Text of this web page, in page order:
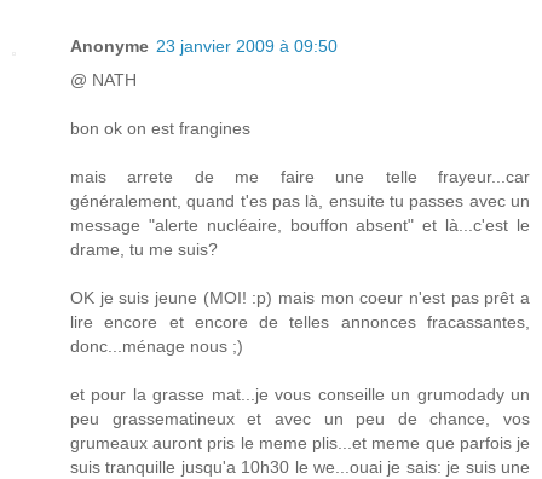
Anonyme 23 janvier 2009 à 09:50
@ NATH
bon ok on est frangines
mais arrete de me faire une telle frayeur...car
généralement, quand t'es pas là, ensuite tu passes avec un
message "alerte nucléaire, bouffon absent" et là...c'est le
drame, tu me suis?
OK je suis jeune (MOI! :p) mais mon coeur n'est pas prêt a
lire encore et encore de telles annonces fracassantes,
donc...ménage nous ;)
et pour la grasse mat...je vous conseille un grumodady un
peu grassematineux et avec un peu de chance, vos
grumeaux auront pris le meme plis...et meme que parfois je
suis tranquille jusqu'a 10h30 le we...ouai je sais: je suis une